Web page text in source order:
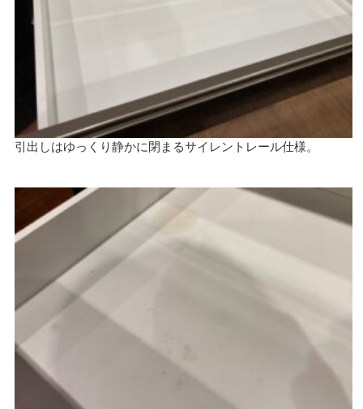
引出しはゆっくり静かに閉まるサイレントレール仕様。